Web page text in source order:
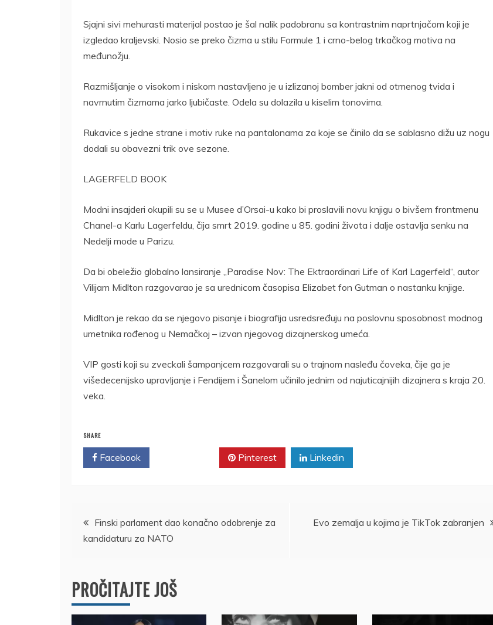
Sjajni sivi mehurasti materijal postao je šal nalik padobranu sa kontrastnim naprtnjačom koji je
izgledao kraljevski. Nosio se preko čizma u stilu Formule 1 i crno-belog trkačkog motiva na
međunožju.
Razmišljanje o visokom i niskom nastavljeno je u izlizanoj bomber jakni od otmenog tvida i
navrnutim čizmama jarko ljubičaste. Odela su dolazila u kiselim tonovima.
Rukavice s jedne strane i motiv ruke na pantalonama za koje se činilo da se sablasno dižu uz nogu
dodali su obavezni trik ove sezone.
LAGERFELD BOOK
Modni insajderi okupili su se u Musee d’Orsai-u kako bi proslavili novu knjigu o bivšem frontmenu
Chanel-a Karlu Lagerfeldu, čija smrt 2019. godine u 85. godini života i dalje ostavlja senku na
Nedelji mode u Parizu.
Da bi obeležio globalno lansiranje „Paradise Nov: The Ektraordinari Life of Karl Lagerfeld“, autor
Vilijam Midlton razgovarao je sa urednicom časopisa Elizabet fon Gutman o nastanku knjige.
Midlton je rekao da se njegovo pisanje i biografija usredsređuju na poslovnu sposobnost modnog
umetnika rođenog u Nemačkoj – izvan njegovog dizajnerskog umeća.
VIP gosti koji su zveckali šampanjcem razgovarali su o trajnom nasleđu čoveka, čije ga je
višedecenijsko upravljanje i Fendijem i Šanelom učinilo jednim od najuticajnijih dizajnera s kraja 20.
veka.
SHARE
Facebook Pinterest Linkedin
Kretanje
članka
Finski parlament dao konačno odobrenje za
kandidaturu za NATO
Evo zemalja u kojima je TikTok zabranjen
PROČITAJTE JOŠ
DRŽAVLJANIN